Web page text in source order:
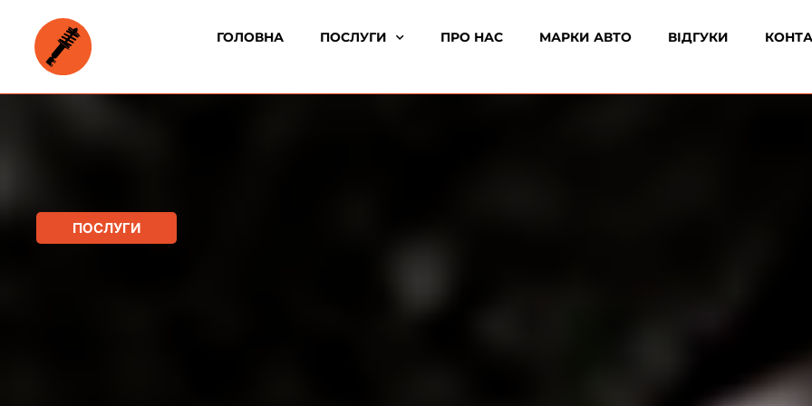
ГОЛОВНА ПОСЛУГИ ПРО НАС МАРКИ АВТО ВІДГУКИ
ПОСЛУГИ